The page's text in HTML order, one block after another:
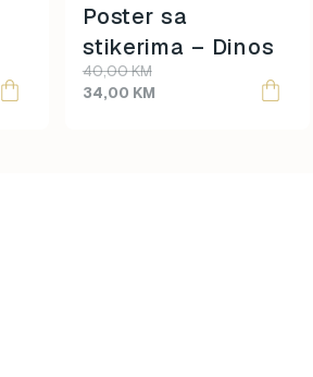
Poster sa
stikerima – Dinos
40,00KM
Original
price
34,00 KM
Current
price